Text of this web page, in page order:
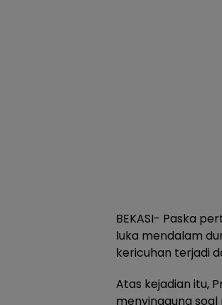
BEKASI- Paska
luka mendalam
kericuhan terjadi
Atas kejadian itu,
menyinggung